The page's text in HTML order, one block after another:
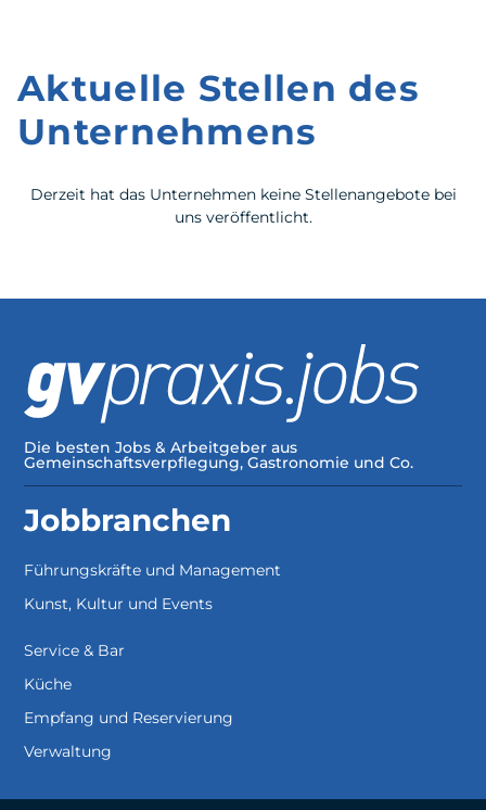
Aktuelle Stellen des
Unternehmens
Derzeit hat das Unternehmen keine Stellenangebote bei
uns veröffentlicht.
Die besten Jobs & Arbeitgeber aus
Gemeinschaftsverpflegung, Gastronomie und Co.
Jobbranchen
Führungskräfte und Management
Kunst, Kultur und Events
Service & Bar
Küche
Empfang und Reservierung
Verwaltung